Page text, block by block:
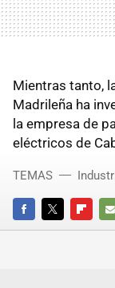
Mientras tanto,
Madrileña ha
la empresa de
eléctricos de
FACEBOOKTWITTER
E-
TEMAS